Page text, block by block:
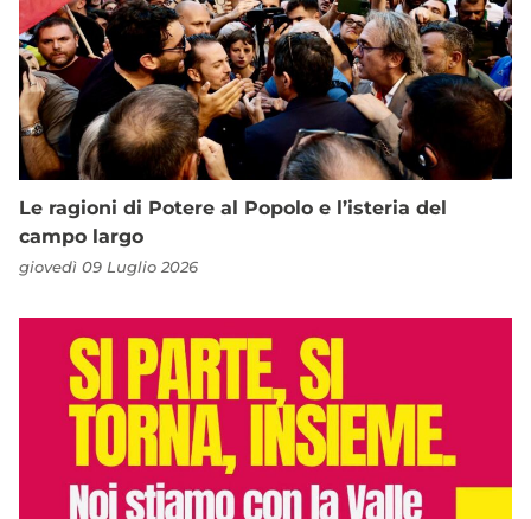
Le ragioni di Potere al Popolo e l’isteria del
campo largo
giovedì 09 Luglio 2026